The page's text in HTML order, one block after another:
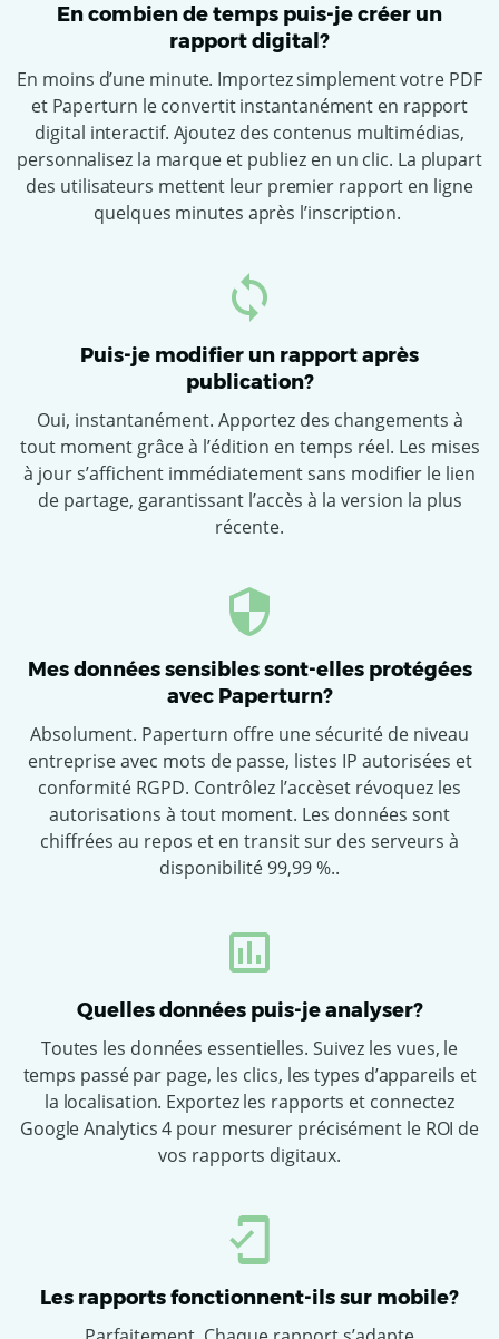
En combien de temps puis-je créer un
rapport digital?
En moins d’une minute. Importez simplement votre PDF
et Paperturn le convertit instantanément en rapport
digital interactif. Ajoutez des contenus multimédias,
personnalisez la marque et publiez en un clic. La plupart
des utilisateurs mettent leur premier rapport en ligne
quelques minutes après l’inscription.
Puis-je modifier un rapport après
publication?
Oui, instantanément. Apportez des changements à
tout moment grâce à l’édition en temps réel. Les mises
à jour s’affichent immédiatement sans modifier le lien
de partage, garantissant l’accès à la version la plus
récente.
Mes données sensibles sont-elles protégées
avec Paperturn?
Absolument. Paperturn offre une sécurité de niveau
entreprise avec mots de passe, listes IP autorisées et
conformité RGPD. Contrôlez l’accèset révoquez les
autorisations à tout moment. Les données sont
chiffrées au repos et en transit sur des serveurs à
disponibilité 99,99 %..
Quelles données puis-je analyser?
Toutes les données essentielles. Suivez les vues, le
temps passé par page, les clics, les types d’appareils et
la localisation. Exportez les rapports et connectez
Google Analytics 4 pour mesurer précisément le ROI de
vos rapports digitaux.
Les rapports fonctionnent-ils sur mobile?